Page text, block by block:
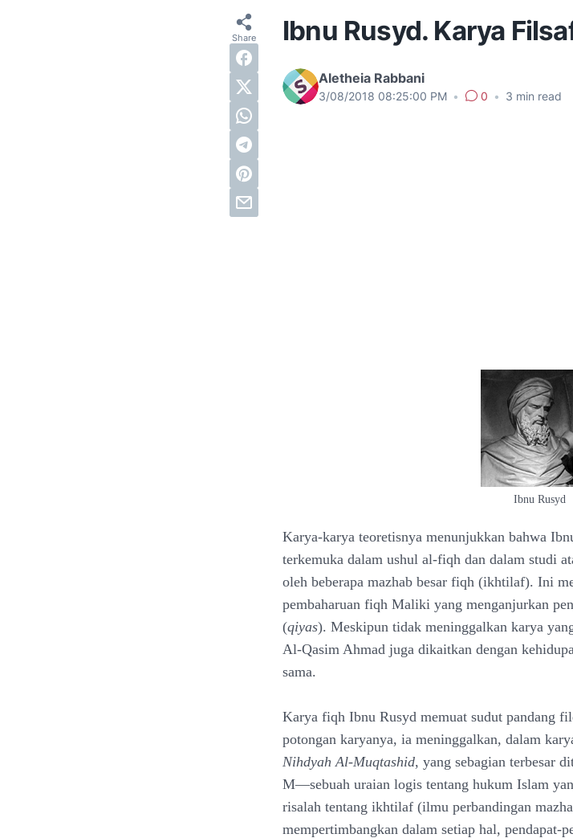
Ibnu Rusyd. Karya
Aletheia Rabbani
3/08/2018 08:25:00 PM • 0 • 3 min read
Ibnu Rusyd
Karya-karya teoretisnya menunjukkan bahwa
terkemuka dalam ushul al-fiqh dan dalam studi
oleh beberapa mazhab besar fiqh (ikhtilaf). Ini
pembaharuan fiqh Maliki yang menganjurkan
(qiyas). Meskipun tidak meninggalkan karya
Al-Qasim Ahmad juga dikaitkan dengan
sama.
Karya fiqh Ibnu Rusyd memuat sudut pandang
potongan karyanya, ia meninggalkan, dalam
Nihdyah Al-Muqtashid, yang sebagian terbesar
M—sebuah uraian logis tentang hukum Islam
risalah tentang ikhtilaf (ilmu perbandingan
mempertimbangkan dalam setiap hal, pendapat-